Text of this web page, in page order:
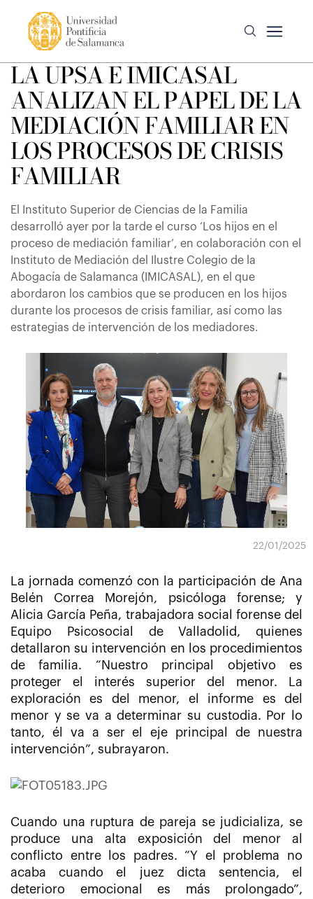
LA UPSA E IMICASAL
ANALIZAN EL PAPEL DE LA
MEDIACIÓN FAMILIAR EN
LOS PROCESOS DE CRISIS
FAMILIAR
El Instituto Superior de Ciencias de la Familia
desarrolló ayer por la tarde el curso ‘Los hijos en el
proceso de mediación familiar’, en colaboración con el
Instituto de Mediación del Ilustre Colegio de la
Abogacía de Salamanca (IMICASAL), en el que
abordaron los cambios que se producen en los hijos
durante los procesos de crisis familiar, así como las
estrategias de intervención de los mediadores.
22/01/2025
La jornada comenzó con la participación de Ana
Belén Correa Morejón, psicóloga forense; y
Alicia García Peña, trabajadora social forense del
Equipo Psicosocial de Valladolid, quienes
detallaron su intervención en los procedimientos
de familia. “Nuestro principal objetivo es
proteger el interés superior del menor. La
exploración es del menor, el informe es del
menor y se va a determinar su custodia. Por lo
tanto, él va a ser el eje principal de nuestra
intervención”, subrayaron.
Cuando una ruptura de pareja se judicializa, se
produce una alta exposición del menor al
conflicto entre los padres. “Y el problema no
acaba cuando el juez dicta sentencia, el
deterioro emocional es más prolongado”,